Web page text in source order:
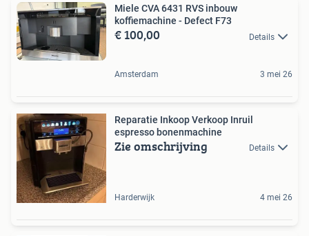
Miele CVA 6431 RVS inbouw
koffiemachine - Defect F73
€ 100,00 Details
Amsterdam 3 mei 26
Reparatie Inkoop Verkoop Inruil
espresso bonenmachine
Zie omschrijving Details
Harderwijk 4 mei 26